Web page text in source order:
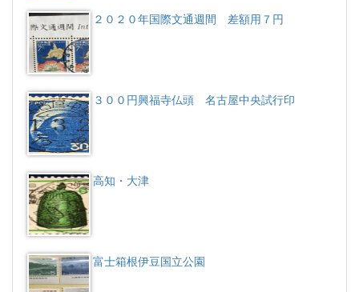
２０２０年国際文通週間 差額用７円
３００円興福寺仏頭 名古屋中央試行印
高知・大津
富士箱根伊豆国立公園